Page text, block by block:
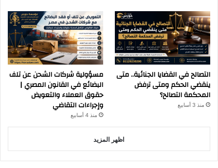
التصالح في القضايا الجنائية.. متى
ينقضي الحكم ومتى ترفض
المحكمة التصالح؟
منذ 3 أسابيع
مسؤولية شركات الشحن عن تلف
البضائع في القانون المصري |
حقوق العملاء والتعويض
وإجراءات التقاضي
منذ 4 أسابيع
اظهر المزيد